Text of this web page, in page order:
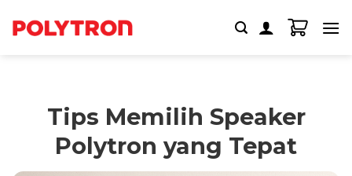
Tips Memilih Speaker
Polytron yang Tepat